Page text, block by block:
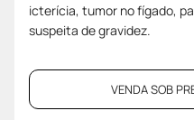
icterícia, tumor no fígado,
suspeita de gravidez.
VENDA SOB